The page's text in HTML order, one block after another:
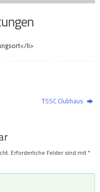
li>
TSSC Clubhaus
Erforderliche Felder sind mit*